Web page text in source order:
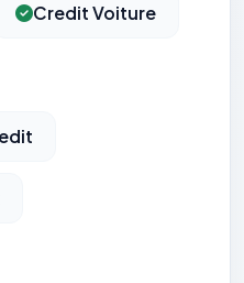
Credit Voiture